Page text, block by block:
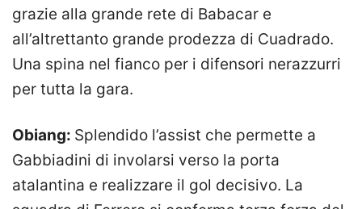
grazie alla grande rete di Babacar e
all’altrettanto grande prodezza di Cuadrado.
Una spina nel fianco per i difensori nerazzurri
per tutta la gara.
Obiang: Splendido l’assist che permette a
Gabbiadini di involarsi verso la porta
atalantina e realizzare il gol decisivo. La